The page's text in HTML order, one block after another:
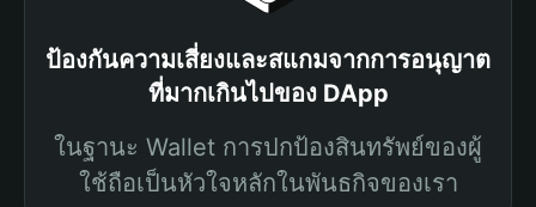
ป้องกันความเสี่ยงและสแกมจากการอนุญาต
ที่มากเกินไปของ DApp
ในฐานะ Wallet การปกป้องสินทรัพย์ของผู้
ใช้ถือเป็นหัวใจหลักในพันธกิจของเรา